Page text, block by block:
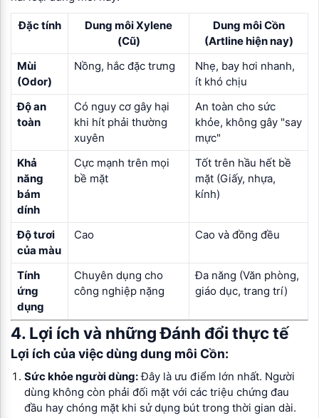
Đặc tính
Dung môi Xylene
(Cũ)
Dung môi Cồn
(Artline hiện nay)
Mùi
(Odor)
Nồng, hắc đặc trưng
Nhẹ, bay hơi nhanh,
ít khó chịu
Độ an
toàn
Có nguy cơ gây hại
khi hít phải thường
xuyên
An toàn cho sức
khỏe, không gây "say
mực"
Khả
năng
bám
dính
Cực mạnh trên mọi
bề mặt
Tốt trên hầu hết bề
mặt (Giấy, nhựa,
kính)
Độ tươi
của màu
Cao Cao và đồng đều
Tính
ứng
dụng
Chuyên dụng cho
công nghiệp nặng
Đa năng (Văn phòng,
giáo dục, trang trí)
4. Lợi ích và những Đánh đổi thực tế
Lợi ích của việc dùng dung môi Cồn:
Sức khỏe người dùng:Đây là ưu điểm lớn nhất. Người
dùng không còn phải đối mặt với các triệu chứng đau
đầu hay chóng mặt khi sử dụng bút trong thời gian dài.